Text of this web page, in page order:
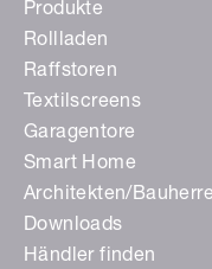
Produkte
Rollladen
Raffstoren
Textilscreens
Garagentore
Smart Home
Architekten/
Downloads
Händler finden